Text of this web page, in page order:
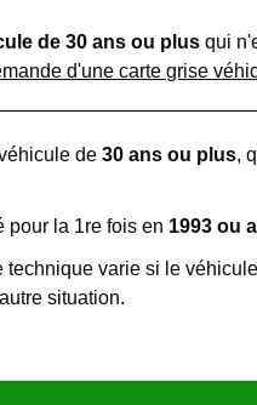
de 30 ans ou plus qui
d'une carte grise
de30 ans ou plus,
pour la 1re fois en 1993 ou
technique varie si le
situation.